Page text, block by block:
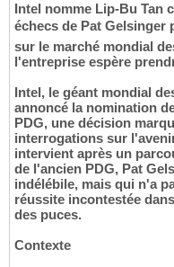
Intel nomme Lip-Bu Tan
échecs de Pat Gelsinger
sur le marché mondial
l'entreprise espère
Intel, le géant mondial
annoncé la nomination
PDG, une décision
interrogations sur
intervient après un
de l'ancien PDG, Pat
indélébile, mais qui n'a
réussite incontestée
des puces.
Contexte